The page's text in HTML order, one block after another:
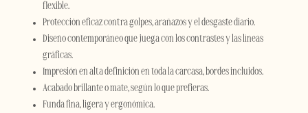
flexible.
Protección eficaz contra golpes, arañazos y el desgaste diario.
Diseño contemporáneo que juega con los contrastes y las líneas
gráficas.
Impresión en alta definición en toda la carcasa, bordes incluidos.
Acabado brillante o mate, según lo que prefieras.
Funda fina, ligera y ergonómica.